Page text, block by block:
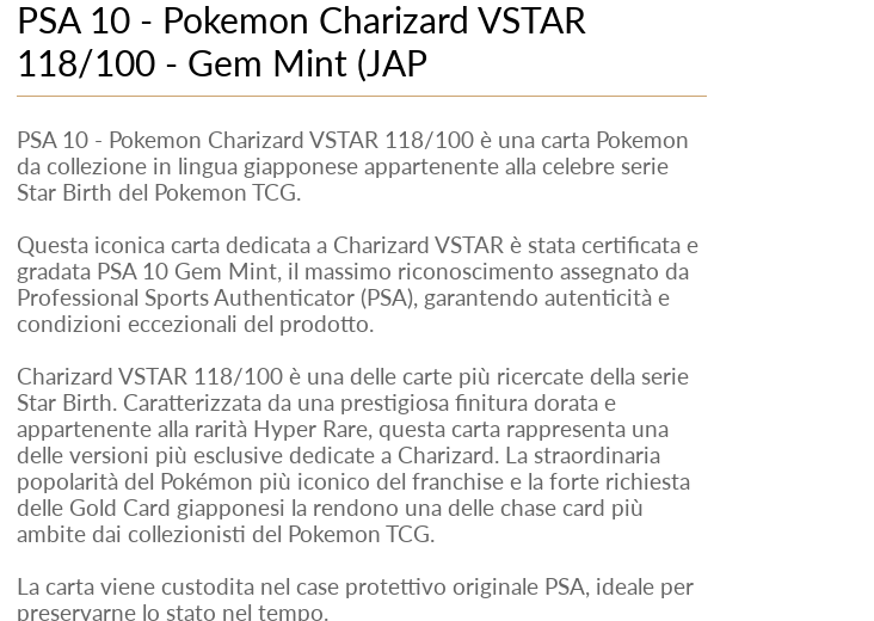
PSA 10 - Pokemon Charizard VSTAR
118/100 - Gem Mint (JAP
PSA 10 - Pokemon Charizard VSTAR 118/100 è una carta Pokemon
da collezione in lingua giapponese appartenente alla celebre serie
Star Birth del Pokemon TCG.
Questa iconica carta dedicata a Charizard VSTAR è stata certificata e
gradata PSA 10 Gem Mint, il massimo riconoscimento assegnato da
Professional Sports Authenticator (PSA), garantendo autenticità e
condizioni eccezionali del prodotto.
Charizard VSTAR 118/100 è una delle carte più ricercate della serie
Star Birth. Caratterizzata da una prestigiosa finitura dorata e
appartenente alla rarità Hyper Rare, questa carta rappresenta una
delle versioni più esclusive dedicate a Charizard. La straordinaria
popolarità del Pokémon più iconico del franchise e la forte richiesta
delle Gold Card giapponesi la rendono una delle chase card più
ambite dai collezionisti del Pokemon TCG.
La carta viene custodita nel case protettivo originale PSA, ideale per
preservarne lo stato nel tempo.